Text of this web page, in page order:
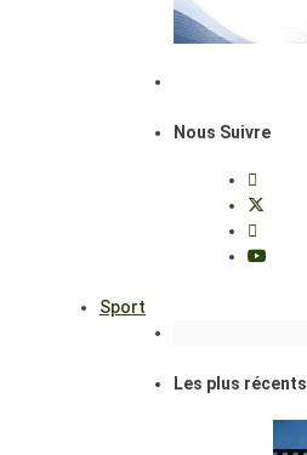
Nous Suivre
Sport
Les plus récents